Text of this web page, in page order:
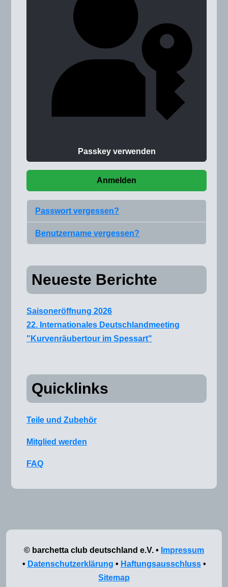
Passkey verwenden
Anmelden
Passwort vergessen?
Benutzername vergessen?
Neueste Berichte
Saisoneröffnung 2026
22. Internationales Deutschlandmeeting
"Kurvenräubertour im Spessart"
Quicklinks
Teile und Zubehör
Mitglied werden
FAQ
© barchetta club deutschland e.V. • Impressum
• Datenschutzerklärung • Haftungsausschluss•
Sitemap